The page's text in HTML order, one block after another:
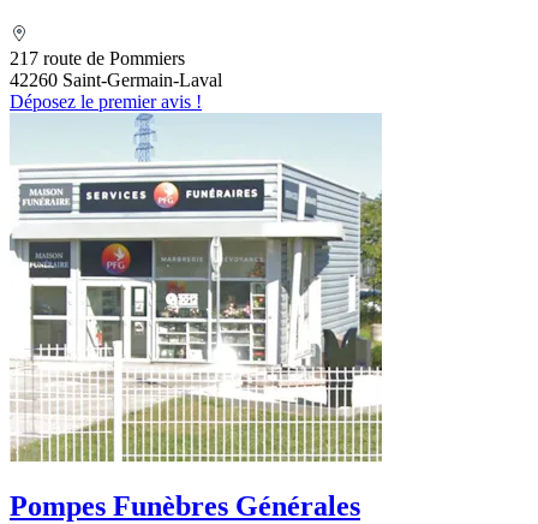
217 route de Pommiers
42260 Saint-Germain-Laval
Déposez le premier avis !
Pompes Funèbres Générales